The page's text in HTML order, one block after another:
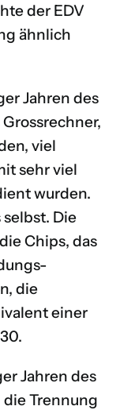
der EDV
ähnlich
Jahren des
viel
sehr viel
wurden.
Die
Chips, das
die
einer
Jahren des
Trennung